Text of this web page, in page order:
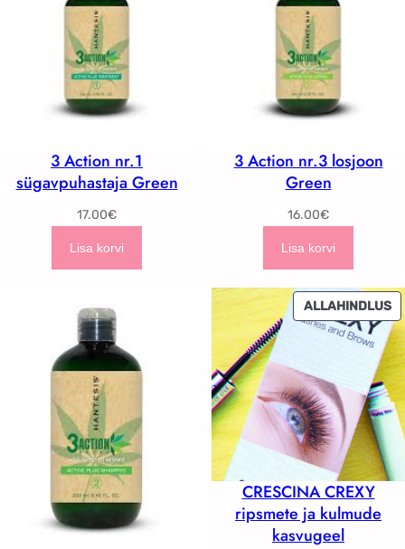
3 Action nr.1
sügavpuhastaja Green
17.00€
Lisa korvi
3 Action nr.3 losjoon
Green
16.00€
Lisa korvi
ALLAHINDLUS
CRESCINA CREXY
ripsmete ja kulmude
kasvugeel